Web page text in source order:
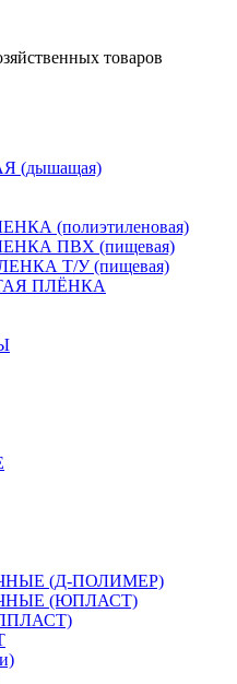
товаров
(дышащая)
(полиэтиленовая)
ПВХ (пищевая)
Т/У (пищевая)
ПЛЁНКА
(Д-ПОЛИМЕР)
(ЮПЛАСТ)